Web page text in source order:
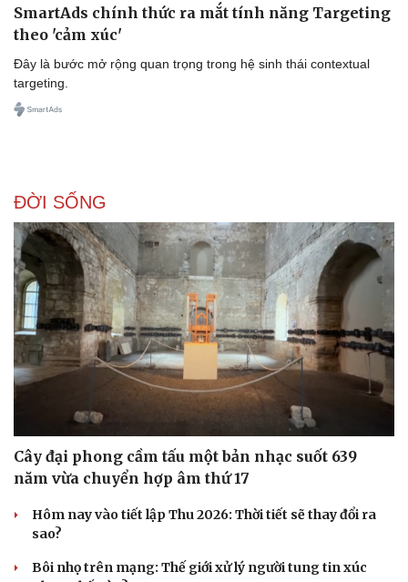
SmartAds chính thức ra mắt tính năng Targeting
theo 'cảm xúc'
Đây là bước mở rộng quan trọng trong hệ sinh thái contextual
targeting.
ĐỜI SỐNG
Cây đại phong cầm tấu một bản nhạc suốt 639
năm vừa chuyển hợp âm thứ 17
Hôm nay vào tiết lập Thu 2026: Thời tiết sẽ thay đổi ra
sao?
Bôi nhọ trên mạng: Thế giới xử lý người tung tin xúc